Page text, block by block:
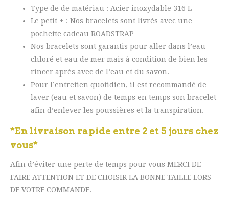
Type de de matériau : Acier inoxydable 316 L
Le petit + : Nos bracelets sont livrés avec une
pochette cadeau ROADSTRAP
Nos bracelets sont garantis pour aller dans l’eau
chloré et eau de mer mais à condition de bien les
rincer après avec de l’eau et du savon.
Pour l’entretien quotidien, il est recommandé de
laver (eau et savon) de temps en temps son bracelet
afin d’enlever les poussières et la transpiration.
*En livraison rapide entre 2 et 5 jours chez
vous*
Afin d’éviter une perte de temps pour vous MERCI DE
FAIRE ATTENTION ET DE CHOISIR LA BONNE TAILLE LORS
DE VOTRE COMMANDE.